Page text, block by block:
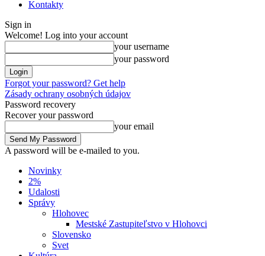
Kontakty
Sign in
Welcome! Log into your account
your username
your password
Forgot your password? Get help
Zásady ochrany osobných údajov
Password recovery
Recover your password
your email
A password will be e-mailed to you.
Novinky
2%
Udalosti
Správy
Hlohovec
Mestské Zastupiteľstvo v Hlohovci
Slovensko
Svet